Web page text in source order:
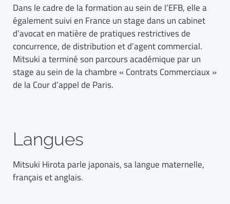
Dans le cadre de la formation au sein de l’EFB, elle a
également suivi en France un stage dans un cabinet
d’avocat en matière de pratiques restrictives de
concurrence, de distribution et d’agent commercial.
Mitsuki a terminé son parcours académique par un
stage au sein de la chambre « Contrats Commerciaux »
de la Cour d’appel de Paris.
Langues
Mitsuki Hirota parle japonais, sa langue maternelle,
français et anglais.